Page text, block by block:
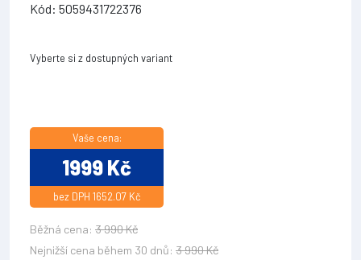
Kód: 5059431722376
Vyberte si z dostupných variant
Vaše cena:
1999 Kč
bez DPH 1652.07 Kč
Běžná cena: 3 990 Kč
Nejnižší cena během 30 dnů: 3 990 Kč